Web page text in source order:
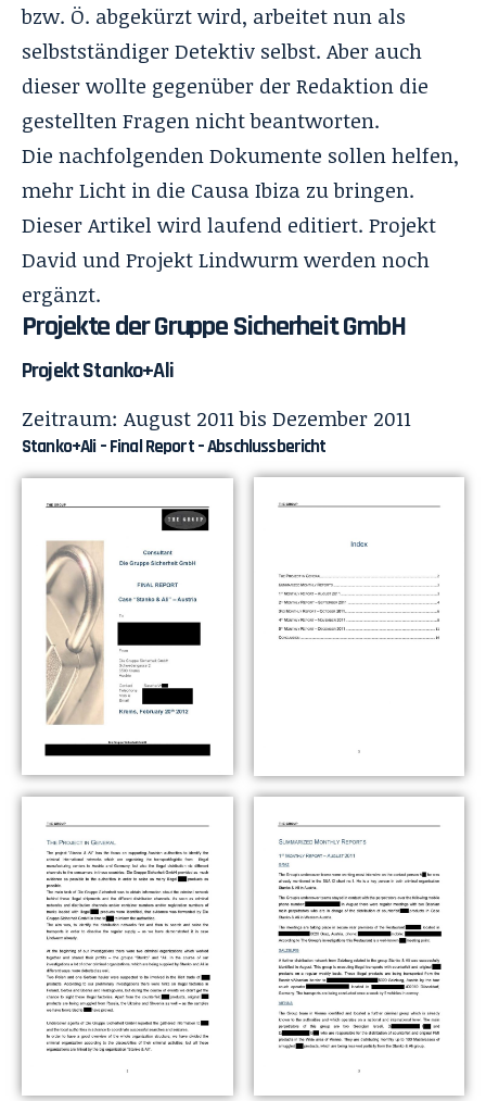
bzw. Ö. abgekürzt wird, arbeitet nun als
selbstständiger Detektiv selbst. Aber auch
dieser wollte gegenüber der Redaktion die
gestellten Fragen nicht beantworten.
Die nachfolgenden Dokumente sollen helfen,
mehr Licht in die Causa Ibiza zu bringen.
Dieser Artikel wird laufend editiert. Projekt
David und Projekt Lindwurm werden noch
ergänzt.
Projekte der Gruppe Sicherheit GmbH
Projekt Stanko+Ali
Zeitraum: August 2011 bis Dezember 2011
Stanko+Ali – Final Report – Abschlussbericht